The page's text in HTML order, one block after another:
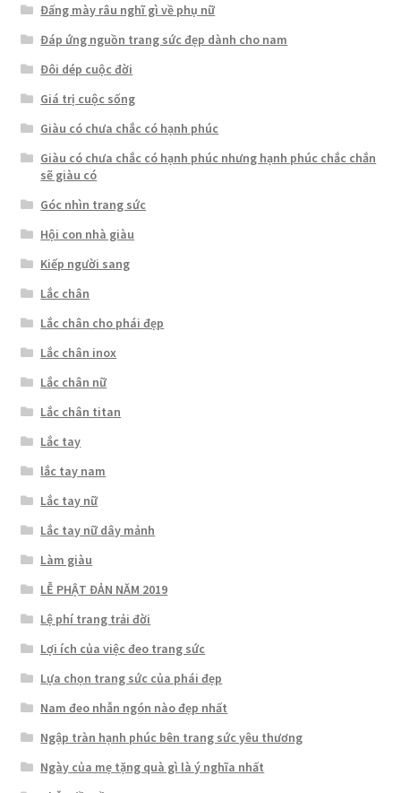
Đấng mày râu nghĩ gì về phụ nữ
Đáp ứng nguồn trang sức đẹp dành cho nam
Đôi dép cuộc đời
Giá trị cuộc sống
Giàu có chưa chắc có hạnh phúc
Giàu có chưa chắc có hạnh phúc nhưng hạnh phúc chắc chắn
sẽ giàu có
Góc nhìn trang sức
Hội con nhà giàu
Kiếp người sang
Lắc chân
Lắc chân cho phái đẹp
Lắc chân inox
Lắc chân nữ
Lắc chân titan
Lắc tay
lắc tay nam
Lắc tay nữ
Lắc tay nữ dây mảnh
Làm giàu
LỄ PHẬT ĐẢN NĂM 2019
Lệ phí trang trải đời
Lợi ích của việc đeo trang sức
Lựa chọn trang sức của phái đẹp
Nam đeo nhẫn ngón nào đẹp nhất
Ngập tràn hạnh phúc bên trang sức yêu thương
Ngày của mẹ tặng quà gì là ý nghĩa nhất